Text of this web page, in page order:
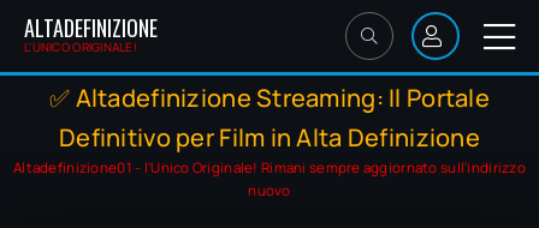
ALTADEFINIZIONE
L'UNICO ORIGINALE!
✅ Altadefinizione Streaming: Il Portale
Definitivo per Film in Alta Definizione
Altadefinizione01 - l'Unico Originale! Rimani sempre aggiornato sull'indirizzo
nuovo